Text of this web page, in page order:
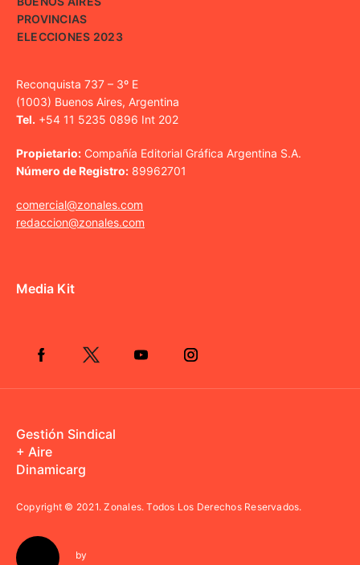
PROVINCIAS
ELECCIONES 2023
Reconquista 737 – 3º E
(1003) Buenos Aires, Argentina
Tel. +54 11 5235 0896 Int 202
Propietario: Compañía Editorial Gráfica Argentina S.A.
Número de Registro: 89962701
comercial@zonales.com
redaccion@zonales.com
Media Kit
Gestión Sindical
+ Aire
Dinamicarg
Copyright © 2021.Zonales. Todos Los Derechos Reservados.
by